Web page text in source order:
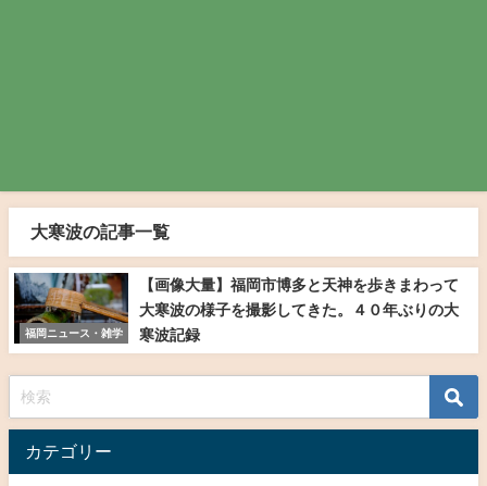
大寒波の記事一覧
福岡ニュース・雑学
【画像大量】福岡市博多と天神を歩きまわって
大寒波の様子を撮影してきた。４０年ぶりの大
寒波記録
カテゴリー